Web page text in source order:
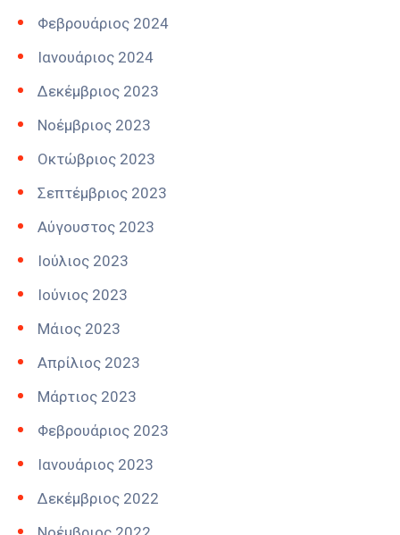
Φεβρουάριος 2024
Ιανουάριος 2024
Δεκέμβριος 2023
Νοέμβριος 2023
Οκτώβριος 2023
Σεπτέμβριος 2023
Αύγουστος 2023
Ιούλιος 2023
Ιούνιος 2023
Μάιος 2023
Απρίλιος 2023
Μάρτιος 2023
Φεβρουάριος 2023
Ιανουάριος 2023
Δεκέμβριος 2022